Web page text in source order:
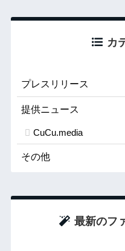
カ
プレスリリース
提供ニュース
CuCu.media
その他
最新のフ